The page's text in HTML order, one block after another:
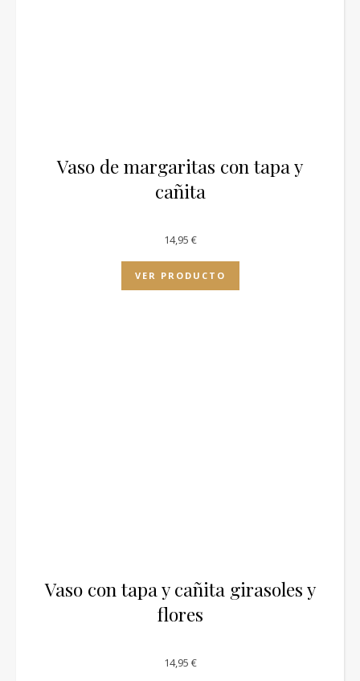
Vaso de margaritas con tapa y
cañita
14,95 €
VER PRODUCTO
Vaso con tapa y cañita girasoles y
flores
14,95 €